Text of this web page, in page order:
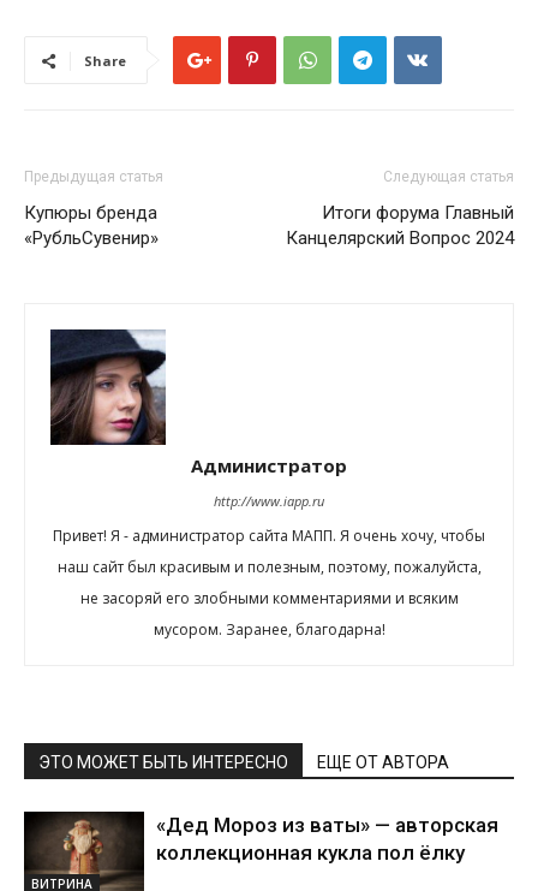
Share
Предыдущая статья
Купюры бренда
«РубльСувенир»
Следующая статья
Итоги форума Главный
Канцелярский Вопрос 2024
Администратор
http://www.iapp.ru
Привет! Я - администратор сайта МАПП. Я очень хочу, чтобы
наш сайт был красивым и полезным, поэтому, пожалуйста,
не засоряй его злобными комментариями и всяким
мусором. Заранее, благодарна!
ЭТО МОЖЕТ БЫТЬ ИНТЕРЕСНО ЕЩЕ ОТ АВТОРА
ВИТРИНА
«Дед Мороз из ваты» — авторская
коллекционная кукла пол ёлку